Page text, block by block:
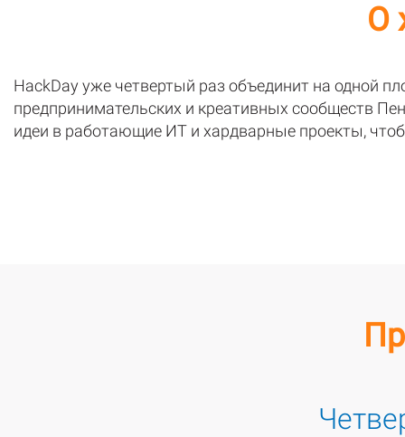
О
НackDay уже четвертый раз объединит на одной
предпринимательских и креативных сообществ
идеи в работающие ИТ и хардварные проекты,